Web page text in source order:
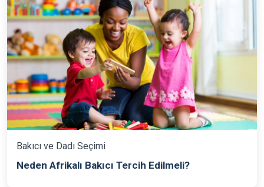
Bakıcı ve Dadı Seçimi
Neden Afrikalı Bakıcı Tercih Edilmeli?